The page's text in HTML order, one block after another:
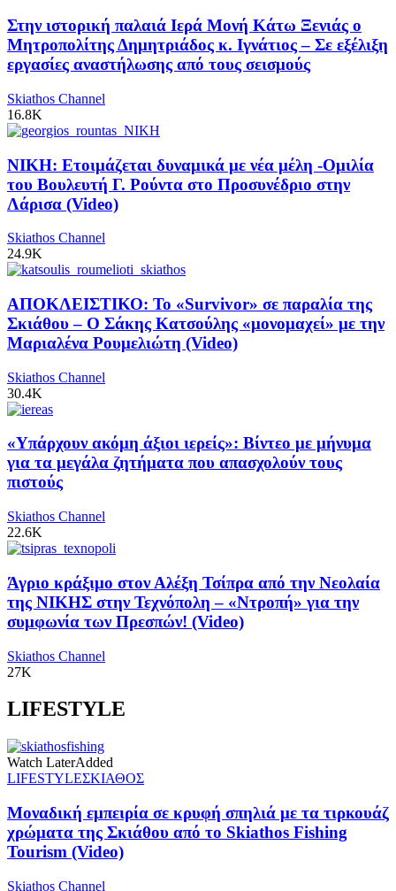
Στην ιστορική παλαιά Ιερά Μονή Κάτω Ξενιάς ο
Μητροπολίτης Δημητριάδος κ. Ιγνάτιος – Σε εξέλιξη
εργασίες αναστήλωσης από τους σεισμούς
Skiathos Channel
16.8K
ΝΙΚΗ: Ετοιμάζεται δυναμικά με νέα μέλη -Ομιλία
του Βουλευτή Γ. Ρούντα στο Προσυνέδριο στην
Λάρισα (Video)
Skiathos Channel
24.9K
ΑΠΟΚΛΕΙΣΤΙΚΟ: Το «Survivor» σε παραλία της
Σκιάθου – Ο Σάκης Κατσούλης «μονομαχεί» με την
Μαριαλένα Ρουμελιώτη (Video)
Skiathos Channel
30.4K
«Υπάρχουν ακόμη άξιοι ιερείς»: Βίντεο με μήνυμα
για τα μεγάλα ζητήματα που απασχολούν τους
πιστούς
Skiathos Channel
22.6K
Άγριο κράξιμο στον Αλέξη Τσίπρα από την Νεολαία
της ΝΙΚΗΣ στην Τεχνόπολη – «Ντροπή» για την
συμφωνία των Πρεσπών! (Video)
Skiathos Channel
27K
LIFESTYLE
Watch LaterAdded
LIFESTYLEΣΚΙΑΘΟΣ
Μοναδική εμπειρία σε κρυφή σπηλιά με τα τιρκουάζ
χρώματα της Σκιάθου από το Skiathos Fishing
Tourism (Video)
Skiathos Channel